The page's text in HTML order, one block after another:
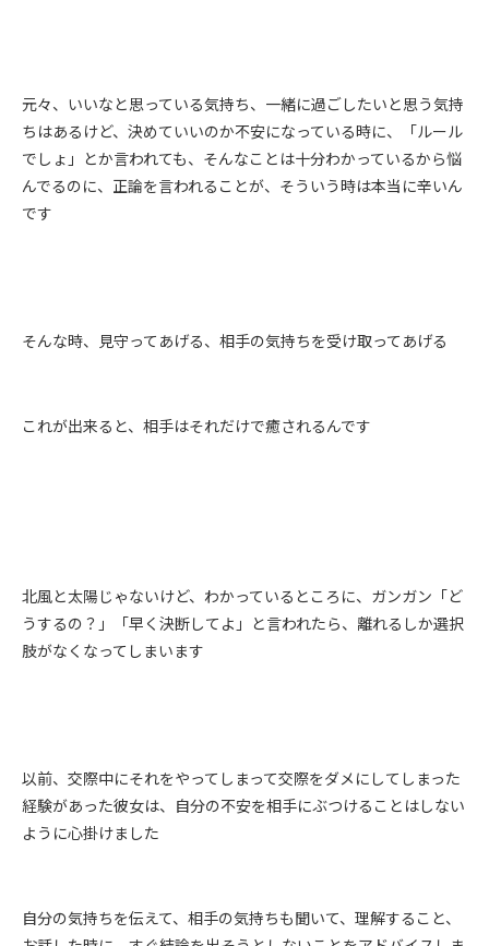
元々、いいなと思っている気持ち、一緒に過ごしたいと思う気持
ちはあるけど、決めていいのか不安になっている時に、「ルール
でしょ」とか言われても、そんなことは十分わかっているから悩
んでるのに、正論を言われることが、そういう時は本当に辛いん
です
そんな時、見守ってあげる、相手の気持ちを受け取ってあげる
これが出来ると、相手はそれだけで癒されるんです
北風と太陽じゃないけど、わかっているところに、ガンガン「ど
うするの？」「早く決断してよ」と言われたら、離れるしか選択
肢がなくなってしまいます
以前、交際中にそれをやってしまって交際をダメにしてしまった
経験があった彼女は、自分の不安を相手にぶつけることはしない
ように心掛けました
自分の気持ちを伝えて、相手の気持ちも聞いて、理解すること、